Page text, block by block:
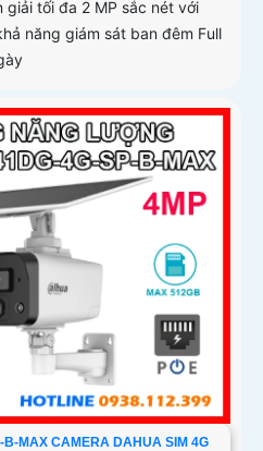
giải tối đa 2 MP sắc nét với
năng giám sát ban đêm Full
B-MAX CAMERA DAHUA SIM 4G